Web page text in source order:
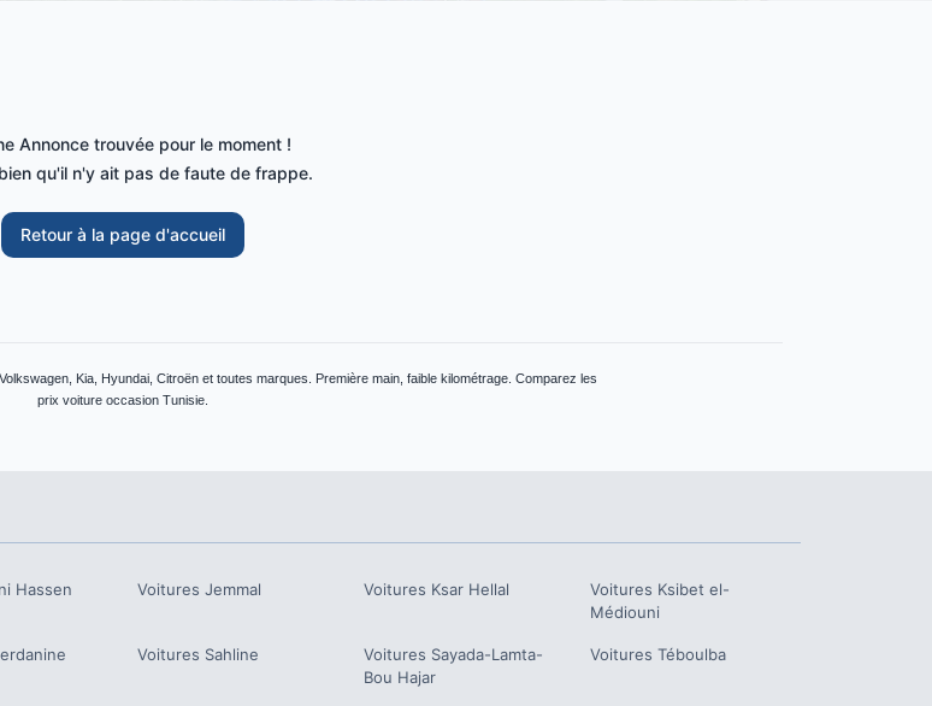
Annonce trouvée pour le moment !
qu'il n'y ait pas de faute de frappe.
Retour à la page d'accueil
Kia, Hyundai, Citroën et toutes marques. Première main, faible kilométrage. Comparez les
prix voiture occasion Tunisie.
Hassen Voitures Jemmal Voitures Ksar Hellal Voitures Ksibet el-
Médiouni
Voitures Sahline Voitures Sayada-Lamta-
Bou Hajar
Voitures Téboulba